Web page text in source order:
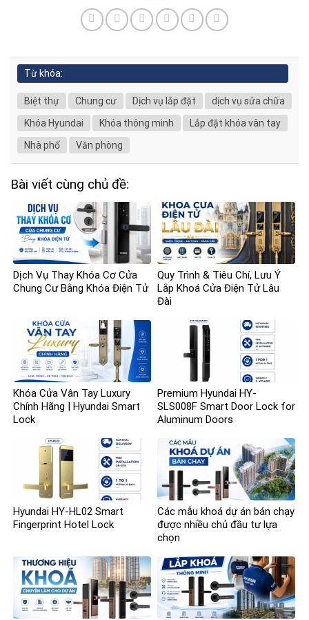
Từ khóa:
Biệt thự Chung cư Dịch vụ lắp đặt
dịch vụ sửa chữa
Khóa Hyundai
Khóa thông minh
Lắp đặt khóa vân tay
Nhà phố
Văn phòng
Bài viết cùng chủ đề:
Dịch Vụ Thay Khóa Cơ Cửa
Chung Cư Bằng Khóa Điện Tử
Quy Trình & Tiêu Chí, Lưu Ý
Lắp Khoá Cửa Điện Tử Lâu
Đài
Khóa Cửa Vân Tay Luxury
Chính Hãng | Hyundai Smart
Lock
Premium Hyundai HY-
SLS008F Smart Door Lock for
Aluminum Doors
Hyundai HY-HL02 Smart
Fingerprint Hotel Lock
Các mẫu khoá dự án bán chạy
được nhiều chủ đầu tư lựa
chọn